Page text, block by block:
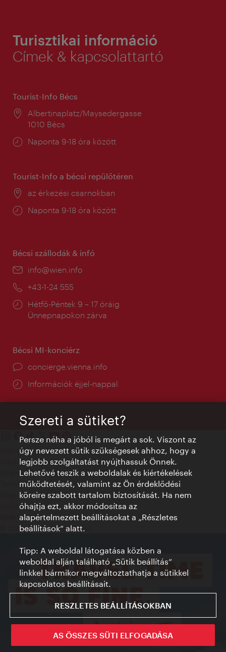
Turisztikai információ
Címek & kapcsolattartó
Tourist-Info Bécs
Helyszín:
Albertinaplatz/Maysedergasse
1010 Bécs
Nyitva
Naponta 9-18 óra között
Tourist-Info a bécsi repülőtéren
Helyszín:
az érkezési csarnokban
Nyitva
Naponta 9-18 óra között
Bécsi szállodák & infó
E-
info@wien.info
Telefon:
+43-1-24 555
Nyitva
tartás:
Hétfő-Péntek 9 – 17 óráig
Ünnepnapokon zárva
Bécsi MI-konciérz
concierge.vienna.info
Információk éjjel-nappal
Kapcsolat
Credits
Adatvédelmi nyilatkozat
Terms of Use
Megközelíthetőség
Sajtókapcsolat
Sütik beállítása
© Copyright WienTourismus
Szereti a sütiket?
Persze néha a jóból is megárt a sok. Viszont az
úgy nevezett sütik szükségesek ahhoz, hogy a
legjobb szolgáltatást nyújthassuk Önnek.
Lehetővé teszik a weboldalak és kiértékelések
működtetését, valamint az Ön érdeklődési
köreire szabott tartalom biztosítását. Ha nem
óhajtja ezt, akkor módosítsa az
alapértelmezett beállításokat a „Részletes
beállítások“ alatt.
Tipp: A weboldal látogatása közben a
weboldal alján található „Sütik beállítás”
linkkel bármikor megváltoztathatja a sütikkel
kapcsolatos beállításait.
RESZLETES BEÁLLÍTÁSOKBAN
AS ÖSSZES SÜTI ELFOGADÁSA